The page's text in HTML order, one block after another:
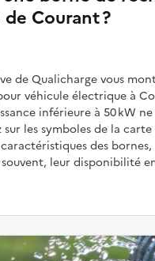
Courant ?
de Qualicharge vous
véhicule électrique à
inférieure à 50 kW
les symboles de la
des
leur disponibilité